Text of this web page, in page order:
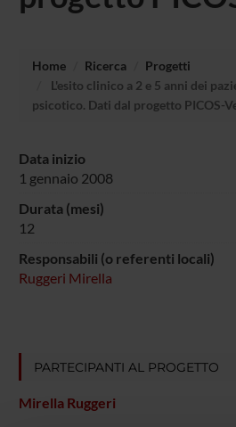
Home Ricerca
Progetti
L'esito clinico a 2 e 5 anni dei
psicotico. Dati dal progetto PICOS-
Data inizio
1 gennaio 2008
Durata (mesi)
12
Responsabili (o referenti locali)
Ruggeri Mirella
PARTECIPANTI AL PROGETTO
Mirella Ruggeri